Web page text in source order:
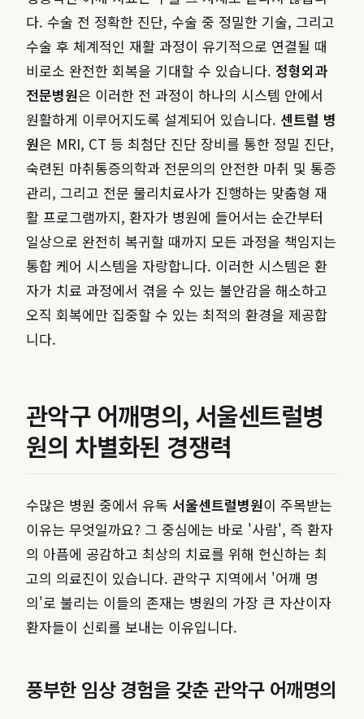
다. 수술 전 정확한 진단, 수술 중 정밀한 기술, 그리고
수술 후 체계적인 재활 과정이 유기적으로 연결될 때
비로소 완전한 회복을 기대할 수 있습니다. 정형외과
전문병원은 이러한 전 과정이 하나의 시스템 안에서
원활하게 이루어지도록 설계되어 있습니다. 센트럴 병
원은 MRI, CT 등 최첨단 진단 장비를 통한 정밀 진단,
숙련된 마취통증의학과 전문의의 안전한 마취 및 통증
관리, 그리고 전문 물리치료사가 진행하는 맞춤형 재
활 프로그램까지, 환자가 병원에 들어서는 순간부터
일상으로 완전히 복귀할 때까지 모든 과정을 책임지는
통합 케어 시스템을 자랑합니다. 이러한 시스템은 환
자가 치료 과정에서 겪을 수 있는 불안감을 해소하고
오직 회복에만 집중할 수 있는 최적의 환경을 제공합
니다.
관악구 어깨명의, 서울센트럴병
원의 차별화된 경쟁력
수많은 병원 중에서 유독 서울센트럴병원이 주목받는
이유는 무엇일까요? 그 중심에는 바로 '사람', 즉 환자
의 아픔에 공감하고 최상의 치료를 위해 헌신하는 최
고의 의료진이 있습니다. 관악구 지역에서 '어깨 명
의'로 불리는 이들의 존재는 병원의 가장 큰 자산이자
환자들이 신뢰를 보내는 이유입니다.
풍부한 임상 경험을 갖춘 관악구 어깨명의